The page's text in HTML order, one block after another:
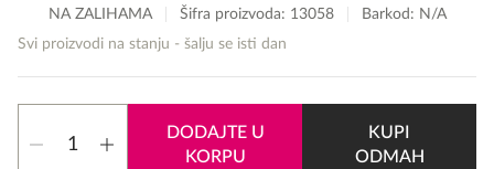
cena
je
cena
je:
NA ZALIHAMA Šifra proizvoda: 13058
Barkod: N/A
Svi proizvodi na stanju - šalju se isti dan
Guilty
DODAJTE U
KORPU
KUPI
ODMAH